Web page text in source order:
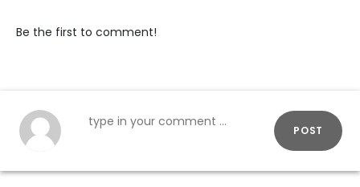
Be the first to comment!
POST